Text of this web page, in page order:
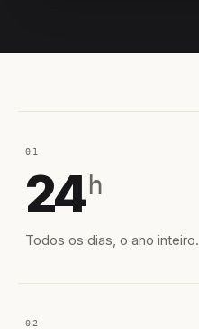
01
24 h
Todos os dias, o ano inteiro.
02